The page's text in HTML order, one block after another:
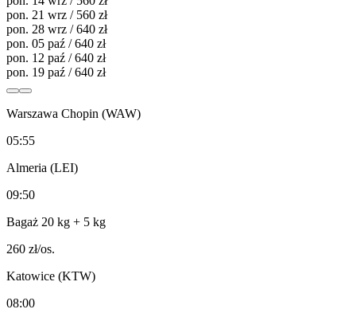
pon. 21 wrz / 560 zł
pon. 28 wrz / 640 zł
pon. 05 paź / 640 zł
pon. 12 paź / 640 zł
pon. 19 paź / 640 zł
Warszawa Chopin (WAW)
05:55
Almeria (LEI)
09:50
Bagaż 20 kg + 5 kg
260 zł/os.
Katowice (KTW)
08:00